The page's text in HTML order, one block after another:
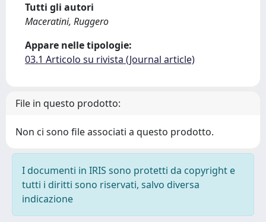
Tutti gli autori
Maceratini, Ruggero
Appare nelle tipologie:
03.1 Articolo su rivista (Journal article)
File in questo prodotto:
Non ci sono file associati a questo prodotto.
I documenti in IRIS sono protetti da copyright e
tutti i diritti sono riservati, salvo diversa
indicazione